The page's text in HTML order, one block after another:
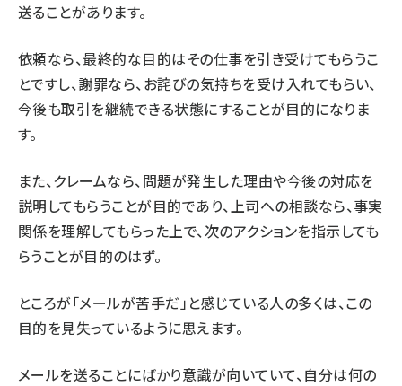
送ることがあります。
依頼なら、最終的な目的はその仕事を引き受けてもらうこ
とですし、謝罪なら、お詫びの気持ちを受け入れてもらい、
今後も取引を継続できる状態にすることが目的になりま
す。
また、クレームなら、問題が発生した理由や今後の対応を
説明してもらうことが目的であり、上司への相談なら、事実
関係を理解してもらった上で、次のアクションを指示しても
らうことが目的のはず。
ところが「メールが苦手だ」と感じている人の多くは、この
目的を見失っているように思えます。
メールを送ることにばかり意識が向いていて、自分は何の